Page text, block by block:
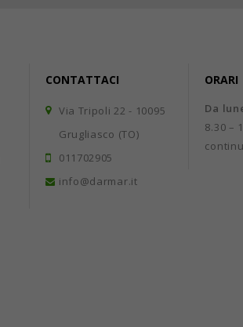
CONTATTACI
Via Tripoli 22 - 10095
Grugliasco (TO)
011702905
info@darmar.it
ORARI
Da
8.30 –